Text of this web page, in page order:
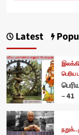
Latest
பெரிய
– 41